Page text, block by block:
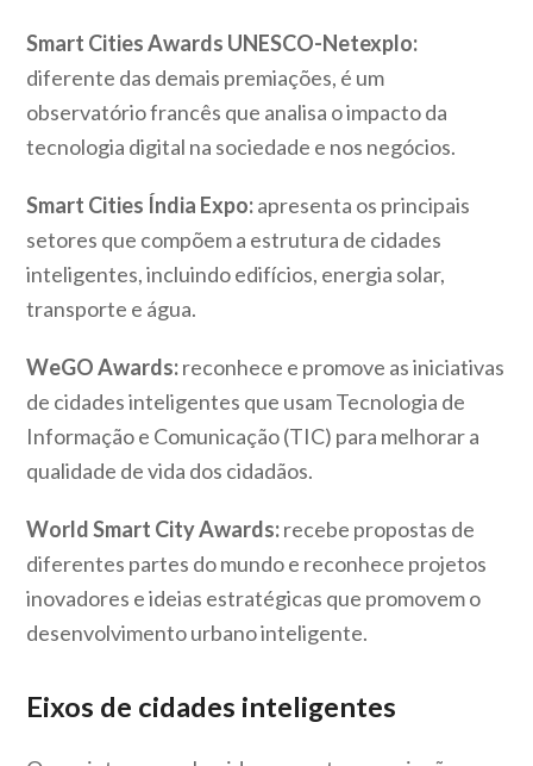
Smart Cities Awards UNESCO-Netexplo:
diferente das demais premiações, é um
observatório francês que analisa o impacto da
tecnologia digital na sociedade e nos negócios.
Smart Cities Índia Expo:apresenta os principais
setores que compõem a estrutura de cidades
inteligentes, incluindo edifícios, energia solar,
transporte e água.
WeGO Awards:reconhece e promove as iniciativas
de cidades inteligentes que usam Tecnologia de
Informação e Comunicação (TIC) para melhorar a
qualidade de vida dos cidadãos.
World Smart City Awards:recebe propostas de
diferentes partes do mundo e reconhece projetos
inovadores e ideias estratégicas que promovem o
desenvolvimento urbano inteligente.
Eixos de cidades inteligentes